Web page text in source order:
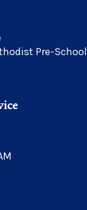
Pre-School